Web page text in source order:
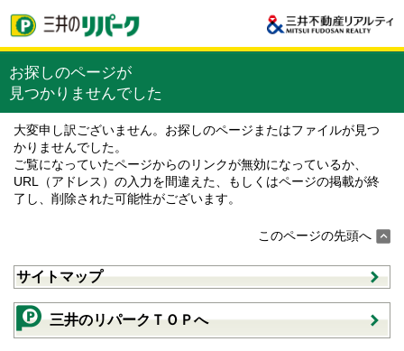
お探しのページが
見つかりませんでした
大変申し訳ございません。お探しのページまたはファイルが見つ
かりませんでした。
ご覧になっていたページからのリンクが無効になっているか、
URL（アドレス）の入力を間違えた、もしくはページの掲載が終
了し、削除された可能性がございます。
このページの先頭へ
サイトマップ
三井のリパークＴＯＰへ